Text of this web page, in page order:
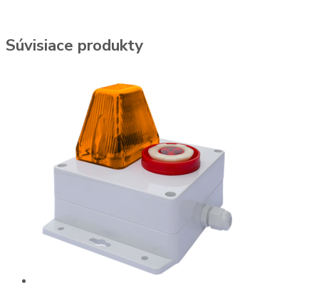
Súvisiace produkty